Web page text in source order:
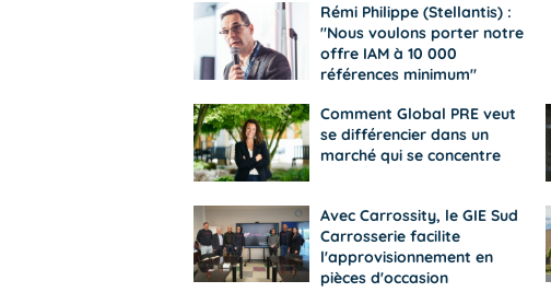
Rémi Philippe (Stellantis) :
"Nous voulons porter notre
offre IAM à 10 000
références minimum"
Comment Global PRE veut
se différencier dans un
marché qui se concentre
Avec Carrossity, le GIE Sud
Carrosserie facilite
l'approvisionnement en
pièces d'occasion